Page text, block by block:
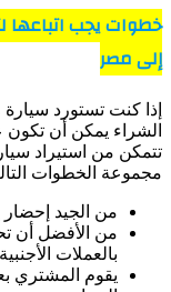
خطوات يجب اتباعها
إلى مصر
إذا كنت تستورد سيارة
الشراء يمكن أن تكون
تتمكن من استيراد
مجموعة الخطوات
من الجيد
من الأفضل أن
بالعملات الأجنبية
يقوم المشتري